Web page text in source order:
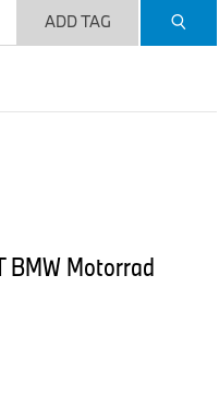
ADD TAG
BMW Motorrad